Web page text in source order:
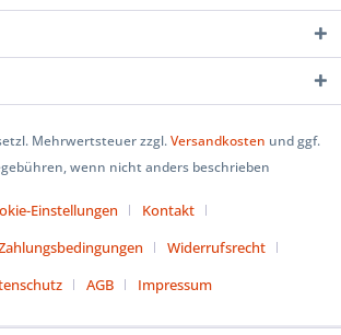
Mehrwertsteuer zzgl.Versandkosten und ggf.
wenn nicht anders beschrieben
Einstellungen
Kontakt
Widerrufsrecht
AGB Impressum